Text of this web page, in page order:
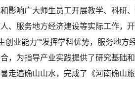
影响广大师生员工开展教学、科研
、服务地方经济建设等实际工作，
业能力”“发挥学科优势，服务地方
，为指导产业实践提供了研究基础
遍确山山水，完成了《河南确山